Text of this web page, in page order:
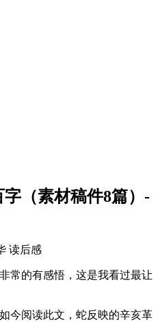
（素材稿件8篇）-
读后感
常的有感悟，这是我看过最让
今阅读此文，蛇反映的辛亥革